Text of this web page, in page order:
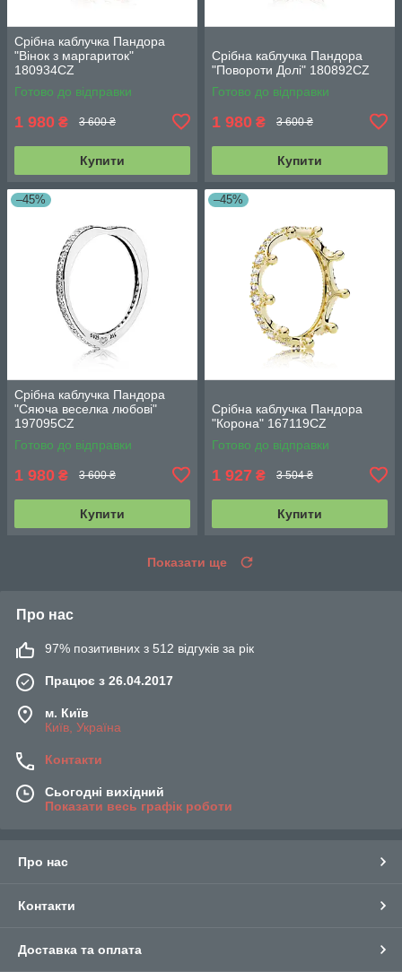
Срібна каблучка Пандора
"Вінок з маргариток"
180934CZ
Готово до відправки
1 980 ₴ 3 600 ₴
Купити
Срібна каблучка Пандора
"Повороти Долі" 180892CZ
Готово до відправки
1 980 ₴ 3 600 ₴
Купити
–45%
Срібна каблучка Пандора
"Сяюча веселка любові"
197095CZ
Готово до відправки
1 980 ₴ 3 600 ₴
Купити
–45%
Срібна каблучка Пандора
"Корона" 167119CZ
Готово до відправки
1 927 ₴ 3 504 ₴
Купити
Показати ще
Про нас
97% позитивних з 512 відгуків за рік
Працює з 26.04.2017
м. Київ
Київ, Україна
Контакти
Сьогодні вихідний
Показати весь графік роботи
Про нас
Контакти
Доставка та оплата